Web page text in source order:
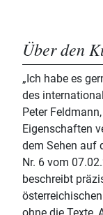
Über den
„Ich habe es
des
Peter
Eigenschaften
dem Sehen auf
Nr. 6 vom
beschreibt